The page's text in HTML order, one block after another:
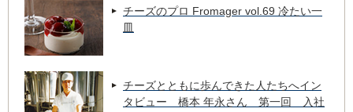
チーズのプロ Fromager vol.69 冷たい一
皿
チーズとともに歩んできた人たちへイン
タビュー 橋本 年永さん 第一回 入社